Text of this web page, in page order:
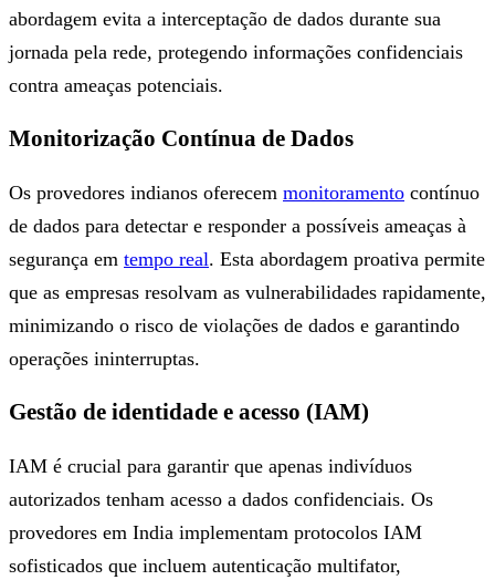
abordagem evita a interceptação de dados durante sua
jornada pela rede, protegendo informações confidenciais
contra ameaças potenciais.
Monitorização Contínua de Dados
Os provedores indianos oferecem monitoramento contínuo
de dados para detectar e responder a possíveis ameaças à
segurança em tempo real. Esta abordagem proativa permite
que as empresas resolvam as vulnerabilidades rapidamente,
minimizando o risco de violações de dados e garantindo
operações ininterruptas.
Gestão de identidade e acesso (IAM)
IAM é crucial para garantir que apenas indivíduos
autorizados tenham acesso a dados confidenciais. Os
provedores em India implementam protocolos IAM
sofisticados que incluem autenticação multifator,